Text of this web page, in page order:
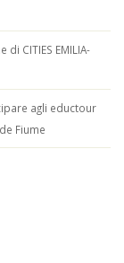
CITIES EMILIA-
agli eductour
Fiume